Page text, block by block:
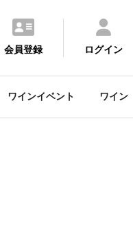
会員登録 ログイン
ワインイベント ワイン